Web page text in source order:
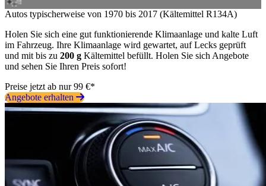
Autos typischerweise von 1970 bis 2017 (Kältemittel R134A)
Holen Sie sich eine gut funktionierende Klimaanlage und kalte Luft
im Fahrzeug. Ihre Klimaanlage wird gewartet, auf Lecks geprüft
und mit bis zu 200 g Kältemittel befüllt. Holen Sie sich Angebote
und sehen Sie Ihren Preis sofort!
Preise jetzt ab nur 99 €*
Angebote erhalten